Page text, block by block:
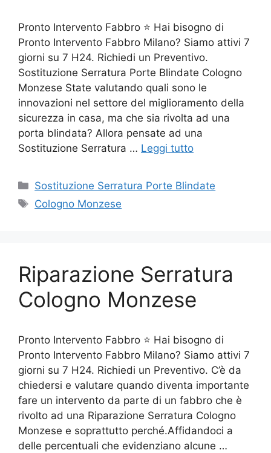
Pronto Intervento Fabbro ⭐ Hai bisogno di
Pronto Intervento Fabbro Milano? Siamo attivi 7
giorni su 7 H24. Richiedi un Preventivo.
Sostituzione Serratura Porte Blindate Cologno
Monzese State valutando quali sono le
innovazioni nel settore del miglioramento della
sicurezza in casa, ma che sia rivolta ad una
porta blindata? Allora pensate ad una
Sostituzione Serratura … Leggi tutto
Categorie
Sostituzione Serratura Porte Blindate
Tag
Cologno Monzese
Riparazione Serratura
Cologno Monzese
Pronto Intervento Fabbro ⭐ Hai bisogno di
Pronto Intervento Fabbro Milano? Siamo attivi 7
giorni su 7 H24. Richiedi un Preventivo. C’è da
chiedersi e valutare quando diventa importante
fare un intervento da parte di un fabbro che è
rivolto ad una Riparazione Serratura Cologno
Monzese e soprattutto perché.Affidandoci a
delle percentuali che evidenziano alcune …